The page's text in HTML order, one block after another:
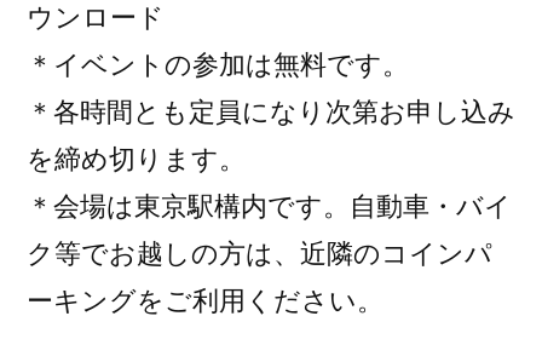
ウンロード
＊イベントの参加は無料です。
＊各時間とも定員になり次第お申し込み
を締め切ります。
＊会場は東京駅構内です。自動車・バイ
ク等でお越しの方は、近隣のコインパ
ーキングをご利用ください。